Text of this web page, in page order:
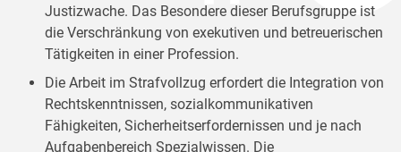
Justizwache. Das Besondere dieser Berufsgruppe ist
die Verschränkung von exekutiven und betreuerischen
Tätigkeiten in einer Profession.
Die Arbeit im Strafvollzug erfordert die Integration von
Rechtskenntnissen, sozialkommunikativen
Fähigkeiten, Sicherheitserfordernissen und je nach
Aufgabenbereich Spezialwissen. Die